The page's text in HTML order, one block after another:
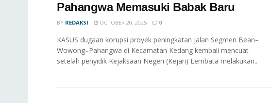
Pahangwa Memasuki Babak Baru
BY REDAKSI OCTOBER 20, 2025 0
KASUS dugaan korupsi proyek peningkatan jalan Segmen Bean–
Wowong–Pahangwa di Kecamatan Kedang kembali mencuat
setelah penyidik Kejaksaan Negeri (Kejari) Lembata melakukan...